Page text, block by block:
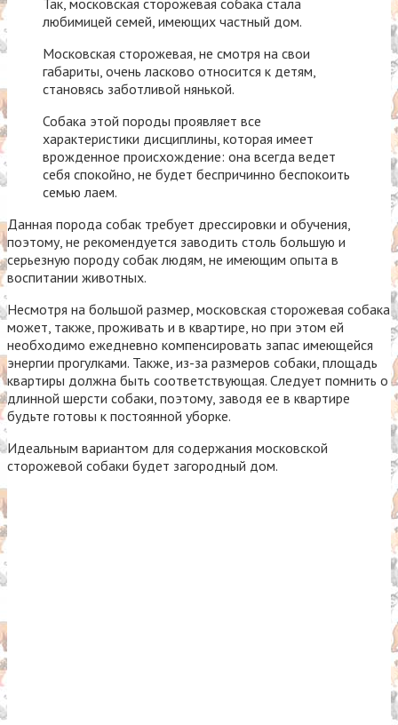
любимицей семей, имеющих частный дом.
Московская сторожевая, не смотря на свои
габариты, очень ласково относится к детям,
становясь заботливой нянькой.
Собака этой породы проявляет все
характеристики дисциплины, которая имеет
врожденное происхождение: она всегда ведет
себя спокойно, не будет беспричинно беспокоить
семью лаем.
Данная порода собак требует дрессировки и обучения,
поэтому, не рекомендуется заводить столь большую и
серьезную породу собак людям, не имеющим опыта в
воспитании животных.
Несмотря на большой размер, московская сторожевая собака
может, также, проживать и в квартире, но при этом ей
необходимо ежедневно компенсировать запас имеющейся
энергии прогулками. Также, из-за размеров собаки, площадь
квартиры должна быть соответствующая. Следует помнить о
длинной шерсти собаки, поэтому, заводя ее в квартире
будьте готовы к постоянной уборке.
Идеальным вариантом для содержания московской
сторожевой собаки будет загородный дом.